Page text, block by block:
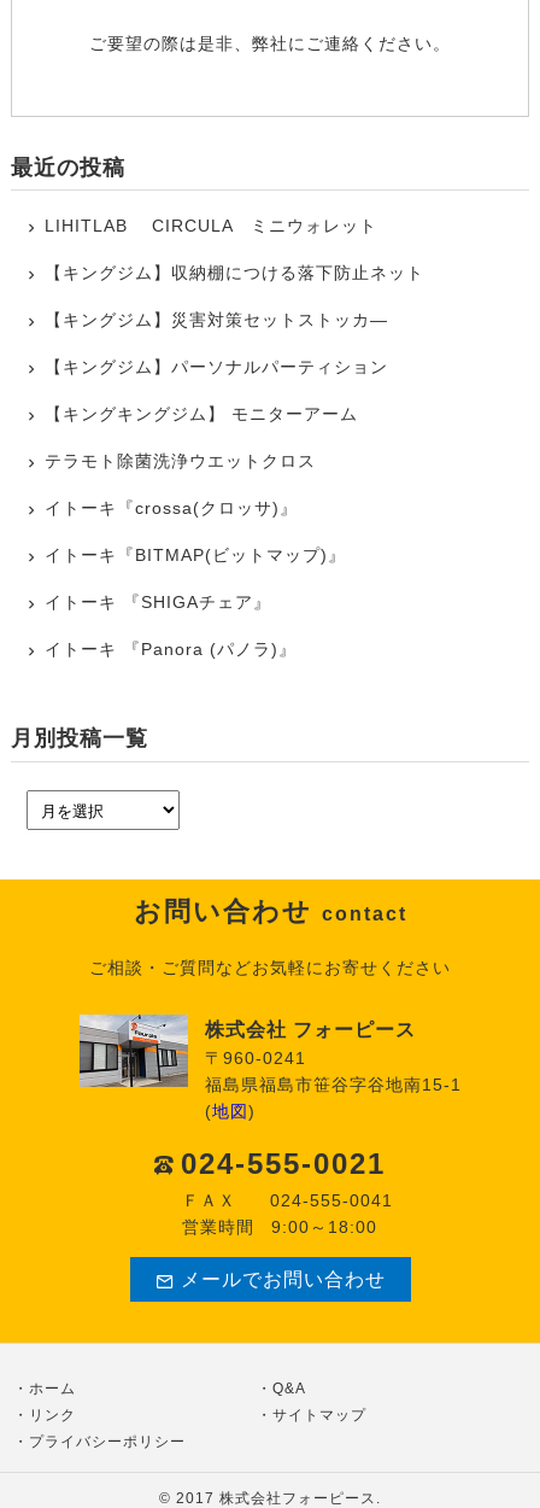
ご要望の際は是非、弊社にご連絡ください。
最近の投稿
LIHITLAB CIRCULA ミニウォレット
【キングジム】収納棚につける落下防止ネット
【キングジム】災害対策セットストッカ―
【キングジム】パーソナルパーティション
【キングキングジム】 モニターアーム
テラモト除菌洗浄ウエットクロス
イトーキ『crossa(クロッサ)』
イトーキ『BITMAP(ビットマップ)』
イトーキ 『SHIGAチェア』
イトーキ 『Panora (パノラ)』
月別投稿一覧
お問い合わせ contact
ご相談・ご質問などお気軽にお寄せください
株式会社 フォーピース
〒960-0241
福島県福島市笹谷字谷地南15-1
(地図)
024-555-0021
ＦＡＸ
024-555-0041
営業時間
9:00～18:00
メールでお問い合わせ
ホーム
Q&A
リンク
サイトマップ
プライバシーポリシー
© 2017 株式会社フォーピース .